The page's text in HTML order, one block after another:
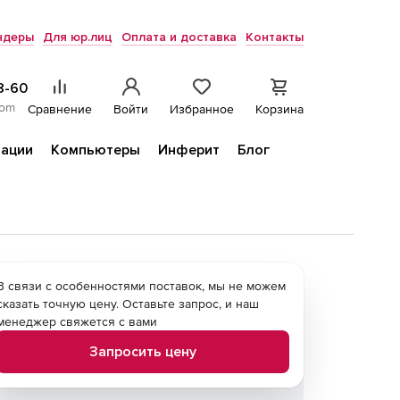
Для юр.лиц Оплата и доставка Контакты
60
Сравнение Войти Избранное Корзина
Компьютеры Инферит Блог
связи с особенностями поставок, мы не можем
точную цену. Оставьте запрос, и наш
свяжется с вами
Запросить цену